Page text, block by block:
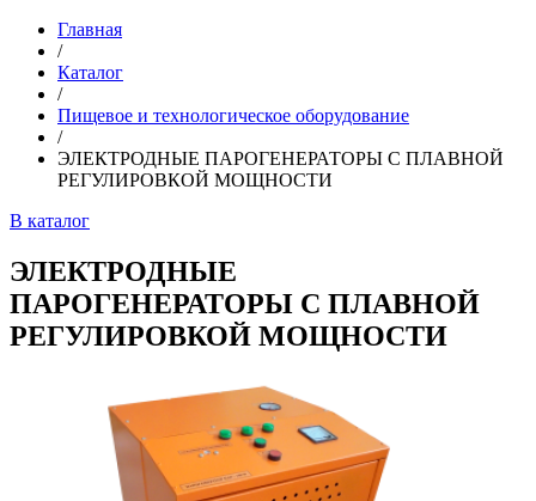
Главная
/
Каталог
/
Пищевое и технологическое оборудование
/
ЭЛЕКТРОДНЫЕ ПАРОГЕНЕРАТОРЫ С ПЛАВНОЙ
РЕГУЛИРОВКОЙ МОЩНОСТИ
В каталог
ЭЛЕКТРОДНЫЕ
ПАРОГЕНЕРАТОРЫ С ПЛАВНОЙ
РЕГУЛИРОВКОЙ МОЩНОСТИ